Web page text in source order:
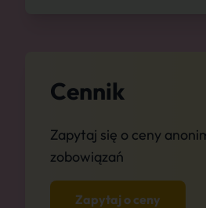
Cennik
Zapytaj się o ceny
zobowiązań
Zapytaj o ceny